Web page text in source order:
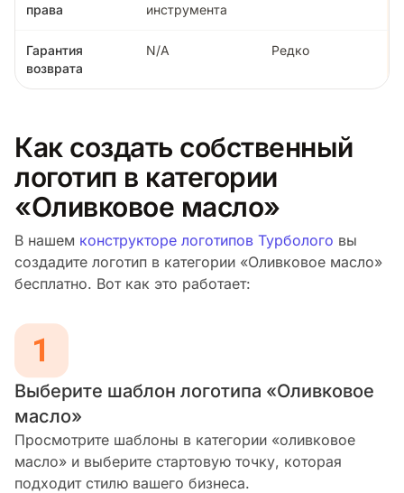
права
инструмента
Гарантия
возврата
N/A Редко
Как создать собственный
логотип в категории
«Оливковое масло»
В нашем конструкторе логотипов Турболого вы
создадите логотип в категории «Оливковое масло»
бесплатно. Вот как это работает:
Выберите шаблон логотипа «Оливковое
масло»
Просмотрите шаблоны в категории «оливковое
масло» и выберите стартовую точку, которая
подходит стилю вашего бизнеса.